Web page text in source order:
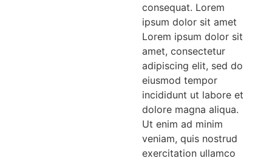
consequat. Lorem
ipsum dolor sit amet
Lorem ipsum dolor sit
amet, consectetur
adipiscing elit, sed do
eiusmod tempor
incididunt ut labore et
dolore magna aliqua.
Ut enim ad minim
veniam, quis nostrud
exercitation ullamco